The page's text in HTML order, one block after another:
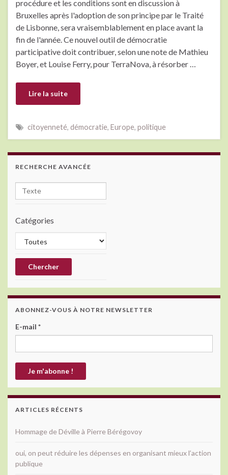
procédure et les conditions sont en discussion à
Bruxelles après l'adoption de son principe par le Traité
de Lisbonne, sera vraisemblablement en place avant la
fin de l'année. Ce nouvel outil de démocratie
participative doit contribuer, selon une note de Mathieu
Boyer, et Louise Ferry, pour TerraNova, à résorber …
Lire la suite
citoyenneté, démocratie, Europe, politique
RECHERCHE AVANCÉE
Catégories
ABONNEZ-VOUS À NOTRE NEWSLETTER
E-mail *
ARTICLES RÉCENTS
Hommage de Déville à Pierre Bérégovoy
oui, on peut réduire les dépenses en organisant mieux l’action
publique